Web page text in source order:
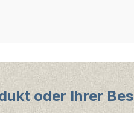
oder Ihrer